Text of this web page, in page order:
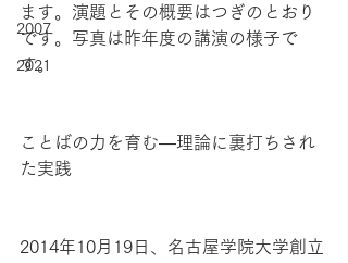
2007
2021
ます。演題とその概要はつぎのとおり
です。写真は昨年度の講演の様子で
す。
ことばの力を育む—理論に裏打ちされ
た実践
2014年10月19日、名古屋学院大学創立